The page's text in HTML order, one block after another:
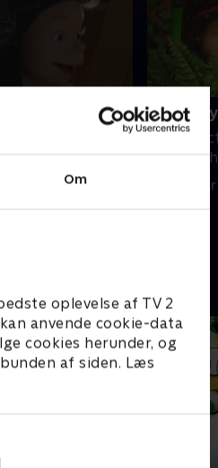
Om
oplevelse af TV 2
anvende cookie-data
cookies herunder, og
af siden. Læs
vampyrer tager
om spøgelsen,
12.
Vip og
Mon der
16.